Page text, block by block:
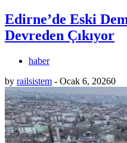
Edirne’de Eski
Devreden Çıkıyor
haber
by railsistem - Ocak 6, 20260